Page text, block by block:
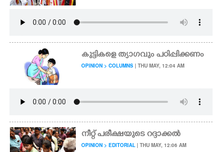
കുട്ടികളെ ത്യാഗവും പഠിപ്പിക്കണം
OPINION > COLUMNS | THU MAY, 12:04 AM
നീറ്റ് പരീക്ഷയുടെ റദ്ദാക്കൽ
OPINION > EDITORIAL | THU MAY, 12:06 AM